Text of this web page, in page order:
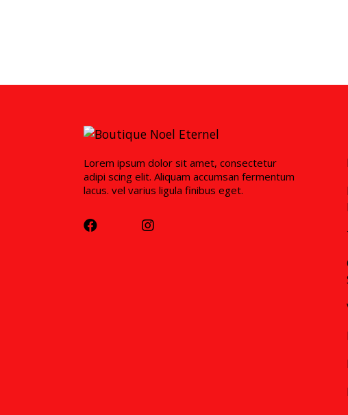
Lorem ipsum dolor sit amet, consectetur
adipi scing elit. Aliquam accumsan fermentum
lacus. vel varius ligula finibus eget.